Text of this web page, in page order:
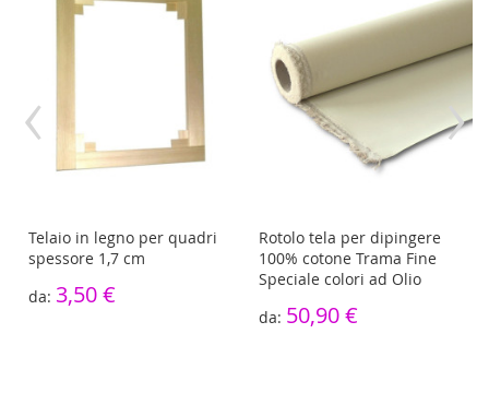
Telaio in legno per quadri
spessore 1,7 cm
3,50 €
Rotolo tela per dipingere
100% cotone Trama Fine
Speciale colori ad Olio
50,90 €
‹ ›